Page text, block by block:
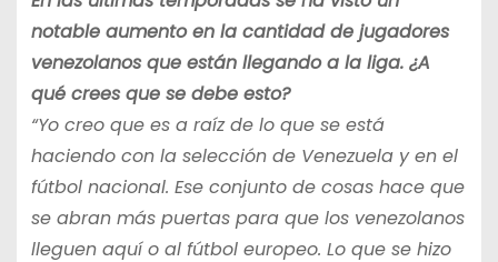
notable aumento en la cantidad de jugadores
venezolanos que están llegando a la liga. ¿A
qué crees que se debe esto?
“Yo creo que es a raíz de lo que se está
haciendo con la selección de Venezuela y en el
fútbol nacional. Ese conjunto de cosas hace que
se abran más puertas para que los venezolanos
lleguen aquí o al fútbol europeo. Lo que se hizo